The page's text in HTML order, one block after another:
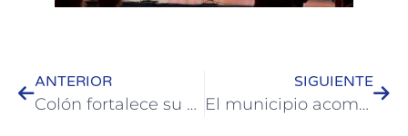
ANTERIOR
Colón fortalece su propuesta de verano con playas en óptimas condiciones, paseos náuticos y una gran agenda de eventos
SIGUIENTE
El municipio acompaña una nueva acción comunitaria en defensa del Río Uruguay: caravana náutica contra HIF Global